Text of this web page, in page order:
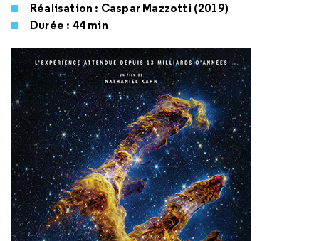
Réalisation : Caspar Mazzotti (2019)
Durée : 44 min